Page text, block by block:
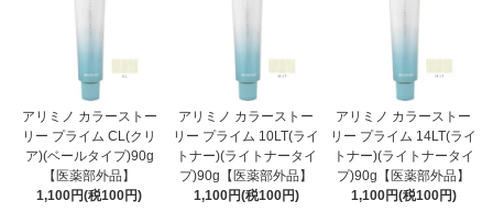
アリミノ カラーストー
リー プライム CL(クリ
ア)(ベールタイプ)90g
【医薬部外品】
1,100円(税100円)
アリミノ カラーストー
リー プライム 10LT(ライ
トナー)(ライトナータイ
プ)90g【医薬部外品】
1,100円(税100円)
アリミノ カラーストー
リー プライム 14LT(ライ
トナー)(ライトナータイ
プ)90g【医薬部外品】
1,100円(税100円)